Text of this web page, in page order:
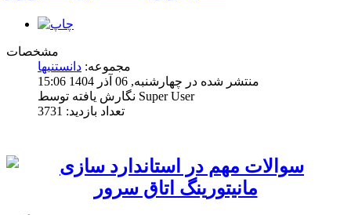
مشخصات
مجموعه: دانستنیها
منتشر شده در چهارشنبه, 06 آذر 1404 15:06
نگارش یافته توسط Super User
تعداد بازدید: 3731